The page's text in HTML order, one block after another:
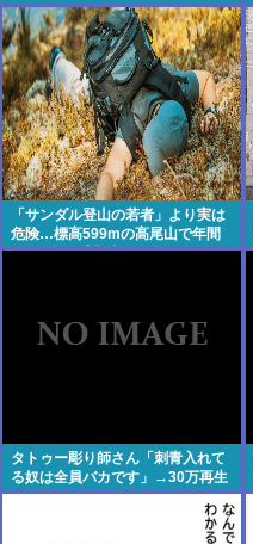
「サンダル登山の若者」より実は
危険…標高599mの高尾山で年間
100件超の遭難事故を起こしてい
タトゥー彫り師さん「刺青入れて
る奴は全員バカです」→30万再生
www